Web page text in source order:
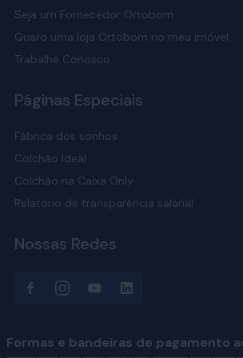
Pillow top : camada extra de maciez
deseja superfície mais aconchegante,
principalmente nos modelos mais
Perguntas
O que é um colchão
Nanolastic é um colchão que, em vez de ser
do corpo.
Quais são as vantagens
Seja um Fornecedor Ortobom
Quero uma loja Ortobom no meu imóvel
Trabalhe Conosco
Páginas Especiais
Fábrica dos sonhos
Colchão Ideal
Colchão na Caixa Only
Relatório de transparência salarial
Nossas Redes
Formas e bandeiras de pagamento